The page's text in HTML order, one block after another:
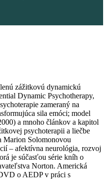
zážitkovú dynamickú
Dynamic Psychotherapy,
zameraný na
sila emóci; model
a mnoho článkov a kapitol
psychoterapii a liečbe
Marion Solomonovou
– afektívna neurológia, rozvoj
je súčasťou série kníh o
Norton. Americká
o AEDP v práci s